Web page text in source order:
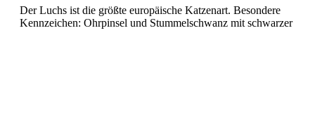
Der Luchs ist die größte europäische Katzenart. Besondere
Kennzeichen: Ohrpinsel und Stummelschwanz mit schwarzer